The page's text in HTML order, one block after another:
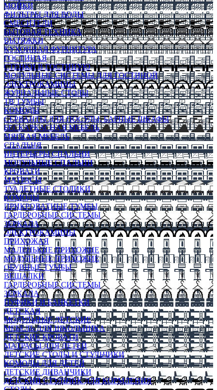
МОЙКИ
ФИЛЬТРЫ ДЛЯ ВОДЫ
СМЕСИТЕЛИ
БЫТОВАЯ ТЕХНИКА
ВЫТЯЖКИ
КУХОННАЯ ФУРНИТУРА
ГОСТИНАЯ
СТЕНКИ В ГОСТИНУЮ
МОДУЛЬНЫЕ СИСТЕМЫ ДЛЯ ГОСТИНОЙ
ЭЛЕКТРОКАМИНЫ
ЖУРНАЛЬНЫЕ СТОЛЫ
ТВ ТУМБЫ
КОМОДЫ
СЕРВАНТЫ ДЛЯ ПОСУДЫ, БАРНЫЕ ШКАФЫ
БЕСКАРКАСНАЯ МЕБЕЛЬ
МЯГКАЯ МЕБЕЛЬ
СПАЛЬНЯ
ИНТЕРЬЕРЫ СПАЛЬНИ
МОДУЛЬНЫЕ СПАЛЬНИ
КРОВАТИ
МАТРАСЫ
ТУАЛЕТНЫЕ СТОЛИКИ
КОМОДЫ
ПРИКРОВАТНЫЕ ТУМБЫ
ГАРДЕРОБНЫЕ СИСТЕМЫ
ЗЕРКАЛА
ЭЛЕКТРОКАМИНЫ
ПРИХОЖАЯ
МАЛЕНЬКИЕ ПРИХОЖИЕ
МОДУЛЬНЫЕ ПРИХОЖИЕ
ОБУВНЫЕ ТУМБЫ
ВЕШАЛКИ
ГАРДЕРОБНЫЕ СИСТЕМЫ
ЗЕРКАЛА
ПУФИКИ И БАНКЕТКИ
ДЕТСКАЯ
МОДУЛЬНЫЕ ДЕТСКИЕ
МЕБЕЛЬ ДЛЯ ШКОЛЬНИКА
ДЕТСКИЕ КРОВАТИ
МАТРАСЫ ДЛЯ ДЕТЕЙ
ДЕТСКИЕ СТОЛЫ И СТУЛЬЧИКИ
КОМОДЫ ДЛЯ ДЕТЕЙ
ДЕТСКИЕ ДИВАНЧИКИ
ДЕТСКИЙ СТУЛЬЧИК ДЛЯ КОРМЛЕНИЯ